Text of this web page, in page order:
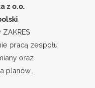
z o.o.
pracą zespołu
oraz
planów...